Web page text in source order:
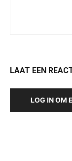
LAAT EEN
LOG IN OM